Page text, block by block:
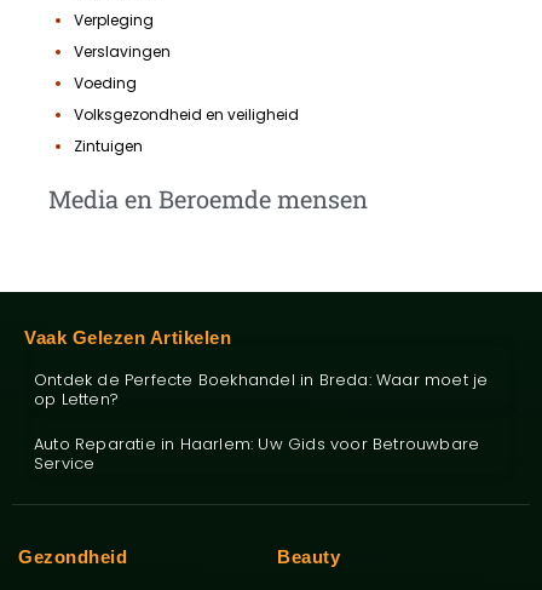
Verpleging
Verslavingen
Voeding
Volksgezondheid en veiligheid
Zintuigen
Media en Beroemde mensen
Beauty
Gezondheid
Vaak Gelezen Artikelen
Ontdek de Perfecte Boekhandel in Breda: Waar moet je
op Letten?
Auto Reparatie in Haarlem: Uw Gids voor Betrouwbare
Service